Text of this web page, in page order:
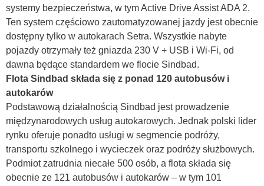
systemy bezpieczeństwa, w tym Active Drive Assist ADA 2.
Ten system częściowo zautomatyzowanej jazdy jest obecnie
dostępny tylko w autokarach Setra. Wszystkie nabyte
pojazdy otrzymały też gniazda 230 V + USB i Wi-Fi, od
dawna będące standardem we flocie Sindbad.
Flota Sindbad składa się z ponad 120 autobusów i
autokarów
Podstawową działalnością Sindbad jest prowadzenie
międzynarodowych usług autokarowych. Jednak polski lider
rynku oferuje ponadto usługi w segmencie podróży,
transportu szkolnego i wycieczek oraz podróży służbowych.
Podmiot zatrudnia niecałe 500 osób, a flota składa się
obecnie ze 121 autobusów i autokarów – w tym 101